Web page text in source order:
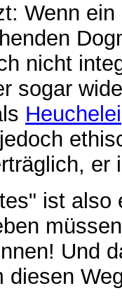
Wenn
nicht
sogar
Heuchelei
ist also
Und
diesen